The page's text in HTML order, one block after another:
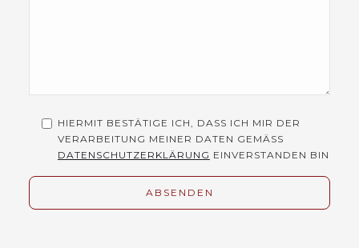
HIERMIT BESTÄTIGE ICH, DASS ICH MIR DER
VERARBEITUNG MEINER DATEN GEMÄSS
DATENSCHUTZERKLÄRUNG EINVERSTANDEN BIN